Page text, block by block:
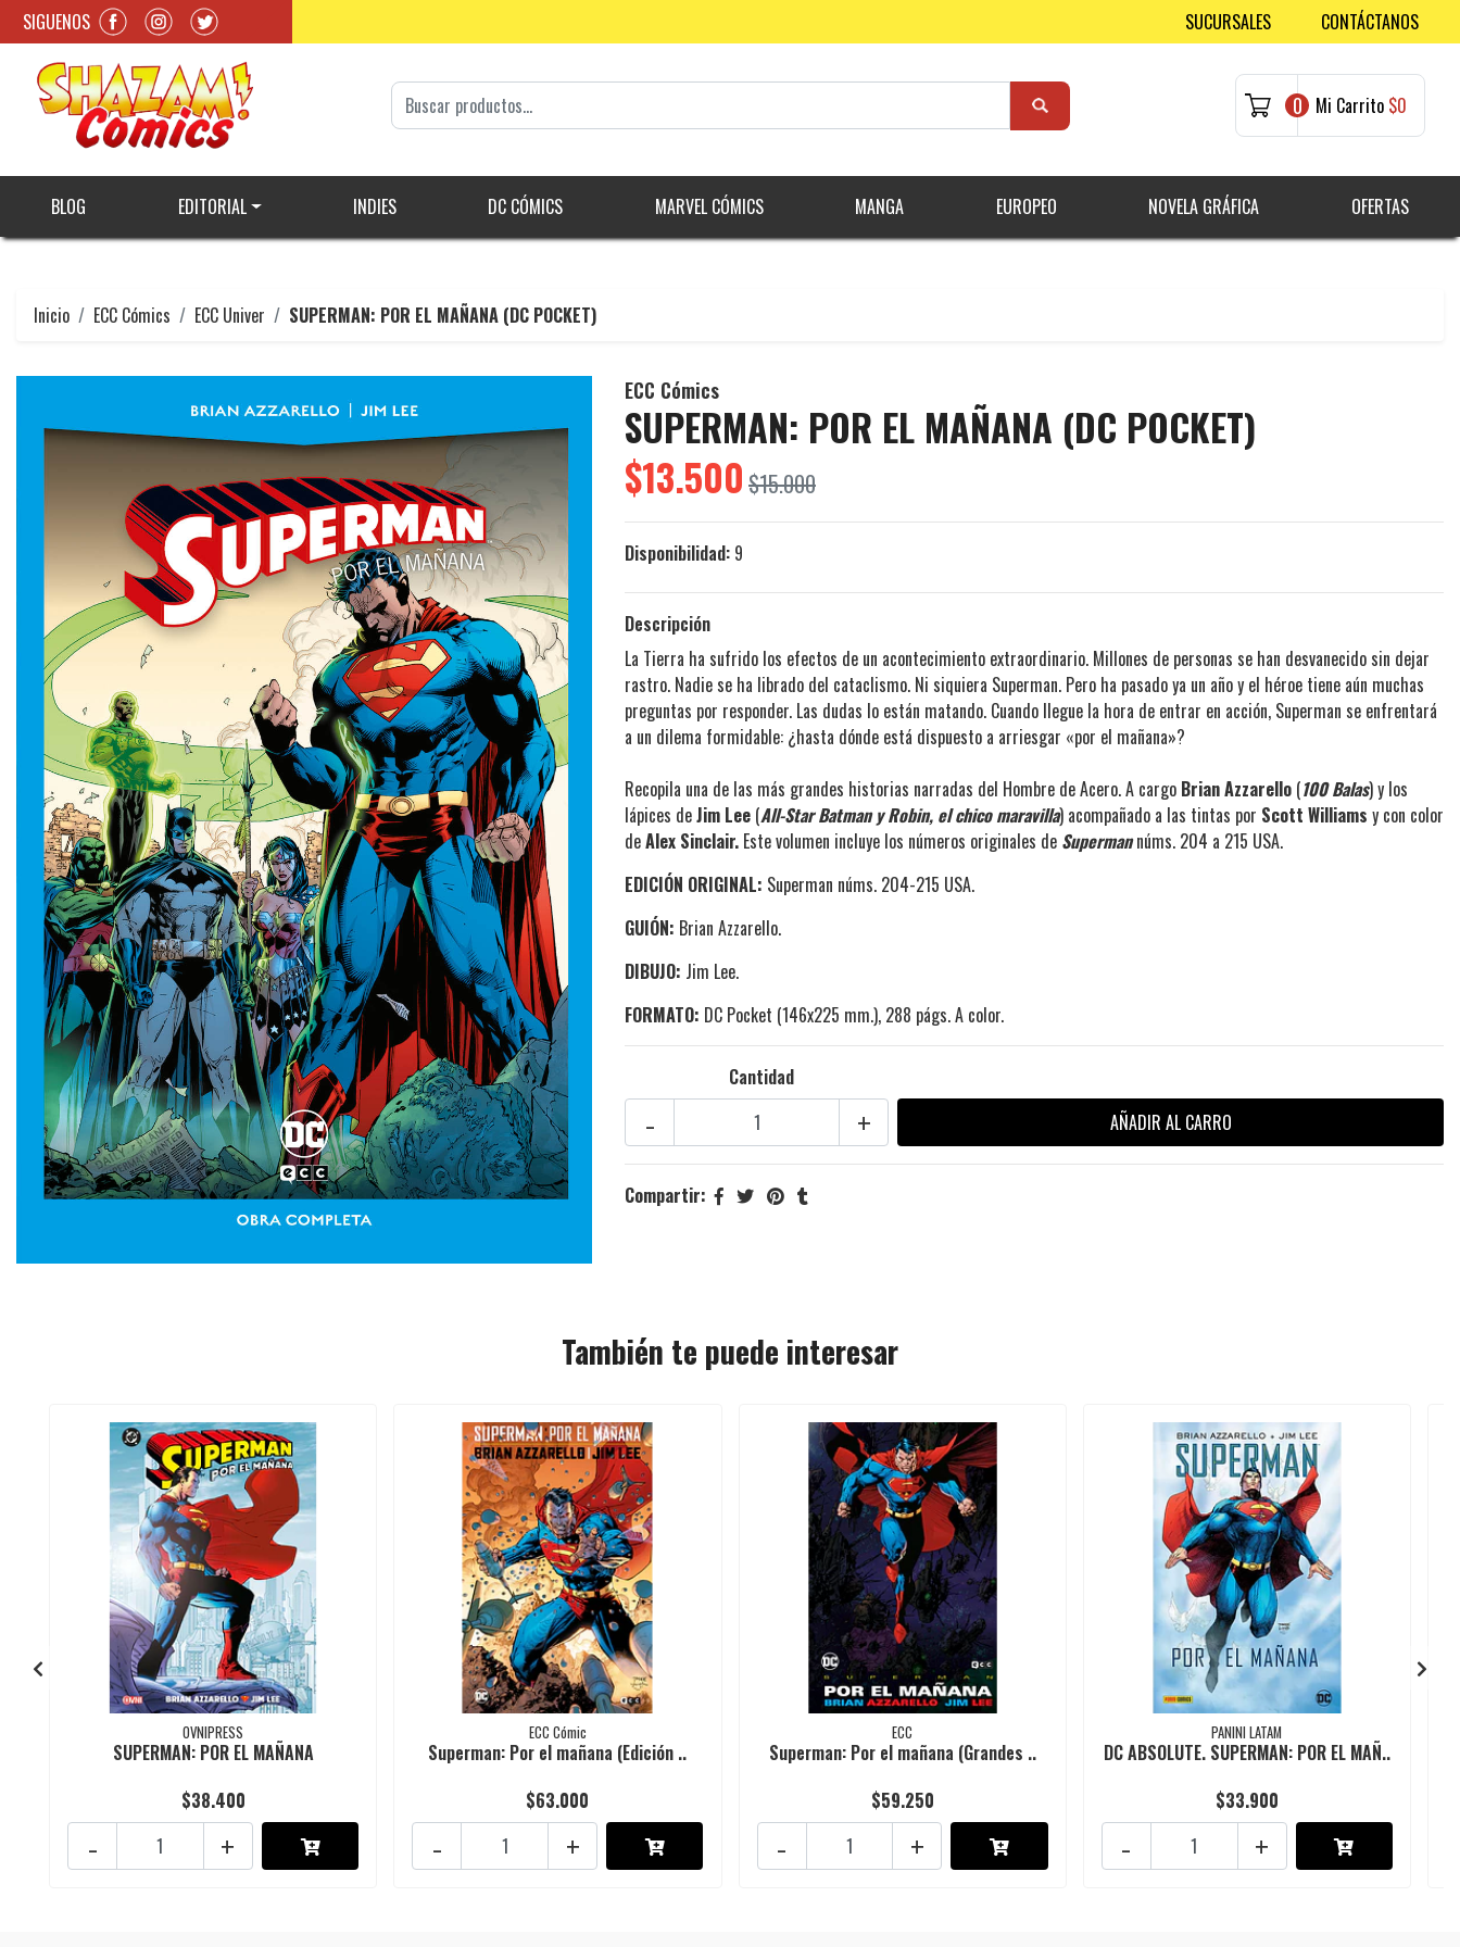
SIGUENOS SUCURSALES CONTÁCTANOS
0 Mi Carrito $0
BLOG EDITORIAL INDIES DC CÓMICS MARVEL CÓMICS MANGA EUROPEO NOVELA GRÁFICA OFERTAS
Inicio ECC Cómics ECC Univer SUPERMAN: POR EL MAÑANA (DC POCKET)
ECC Cómics
SUPERMAN: POR EL MAÑANA (DC POCKET)
$13.500 $15.000
Disponibilidad: 9
Descripción
La Tierra ha sufrido los efectos de un acontecimiento extraordinario. Millones de personas se han desvanecido sin dejar
rastro. Nadie se ha librado del cataclismo. Ni siquiera Superman. Pero ha pasado ya un año y el héroe tiene aún muchas
preguntas por responder. Las dudas lo están matando. Cuando llegue la hora de entrar en acción, Superman se enfrentará
a un dilema formidable: ¿hasta dónde está dispuesto a arriesgar «por el mañana»?
Recopila una de las más grandes historias narradas del Hombre de Acero. A cargo Brian Azzarello (100 Balas) y los
lápices deJim Lee (All-Star Batman y Robin, el chico maravilla) acompañado a las tintas por Scott Williams y con color
deAlex Sinclair. Este volumen incluye los números originales de Supermannúms. 204 a 215 USA.
EDICIÓN ORIGINAL: Superman núms. 204-215 USA.
GUIÓN: Brian Azzarello.
DIBUJO: Jim Lee.
FORMATO: DC Pocket (146x225 mm.), 288 págs. A color.
Cantidad
+
-
Compartir:
También te puede interesar
OVNIPRESS
SUPERMAN: POR EL MAÑANA
$38.400
+
-
ECC Cómic
Superman: Por el mañana (Edición ..
$63.000
+
-
ECC
Superman: Por el mañana (Grandes ..
$59.250
+
-
PANINI LATAM
DC ABSOLUTE. SUPERMAN: POR EL MAÑ..
$33.900
+
-